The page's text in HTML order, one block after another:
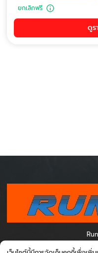
ยกเลิกฟรี
ดูร
0995012788 เวลา 07.00-